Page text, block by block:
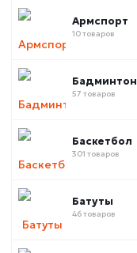
Армспорт
10 товаров
Бадминтон
57 товаров
Баскетбол
301 товаров
Батуты
46 товаров